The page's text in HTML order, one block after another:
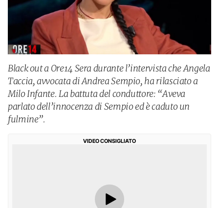
Black out a Ore14 Sera durante l’intervista che Angela
Taccia, avvocata di Andrea Sempio, ha rilasciato a
Milo Infante. La battuta del conduttore: “Aveva
parlato dell’innocenza di Sempio ed è caduto un
fulmine”.
VIDEO CONSIGLIATO